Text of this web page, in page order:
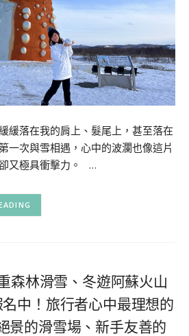
緩落在我的肩上、髮尾上，甚至落在
一次與雪相遇，心中的波瀾也像這片
又極具衝擊力。 …
森林滑雪、冬遊阿蘇火山
中！旅行者心中最理想的
景的滑雪場、新手友善的